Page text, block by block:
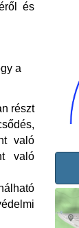
és
a
részt
való
való